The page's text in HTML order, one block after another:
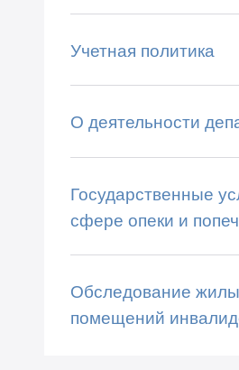
Учетная политика
О деятельности
Государственные
сфере опеки и
Обследование
помещений